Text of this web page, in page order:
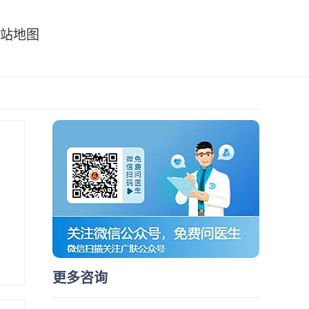
地图
更多咨询